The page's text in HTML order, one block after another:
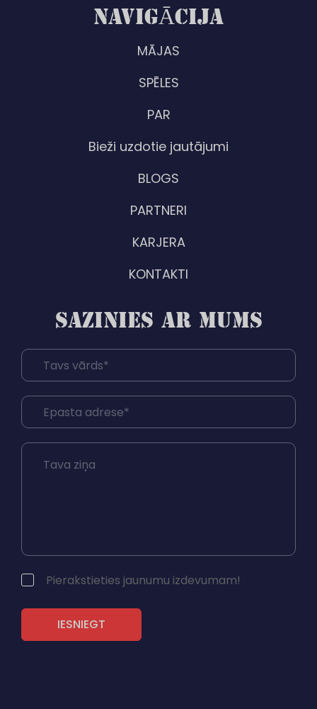
NAVIGĀCIJA
MĀJAS
SPĒLES
PAR
Bieži uzdotie jautājumi
BLOGS
PARTNERI
KARJERA
KONTAKTI
SAZINIES AR MUMS
Pierakstieties jaunumu izdevumam!
IESNIEGT